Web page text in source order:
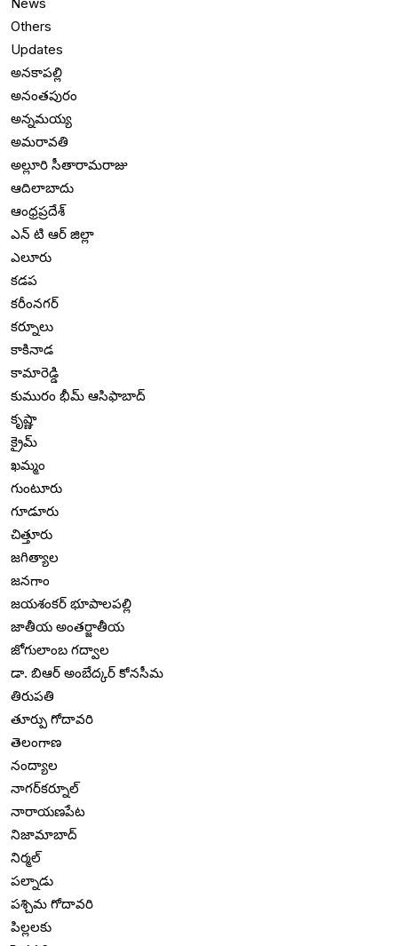
Others
Updates
అనకాపల్లి
అనంతపురం
అన్నమయ్య
అమరావతి
అల్లూరి సీతారామరాజు
ఆదిలాబాదు
ఆంధ్రప్రదేశ్
ఎన్ టి ఆర్ జిల్లా
ఎలూరు
కడప
కరీంనగర్
కర్నూలు
కాకినాడ
కామారెడ్డి
కుమురం భీమ్ ఆసిఫాబాద్
కృష్ణా
క్రైమ్
ఖమ్మం
గుంటూరు
గూడూరు
చిత్తూరు
జగిత్యాల
జనగాం
జయశంకర్ భూపాలపల్లి
జాతీయ అంతర్జాతీయ
జోగులాంబ గద్వాల
డా. బిఆర్ అంబేద్కర్ కోనసీమ
తిరుపతి
తూర్పు గోదావరి
తెలంగాణ
నంద్యాల
నాగర్‌కర్నూల్
నారాయణపేట
నిజామాబాద్
నిర్మల్
పల్నాడు
పశ్చిమ గోదావరి
పిల్లలకు